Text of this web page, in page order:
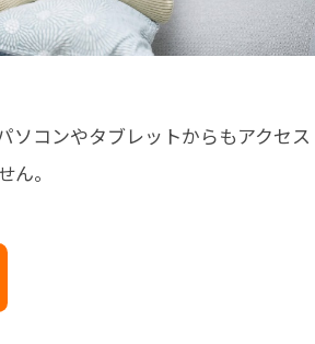
ソコンやタブレットからもアクセス
。